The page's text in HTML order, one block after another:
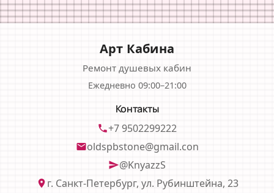
Арт Кабина
Ремонт душевых кабин
Ежедневно 09:00–21:00
Контакты
phone+7 9502299222
emailoldspbstone@gmail.con
send@KnyazzS
location_on г. Санкт-Петербург, ул. Рубинштейна, 23